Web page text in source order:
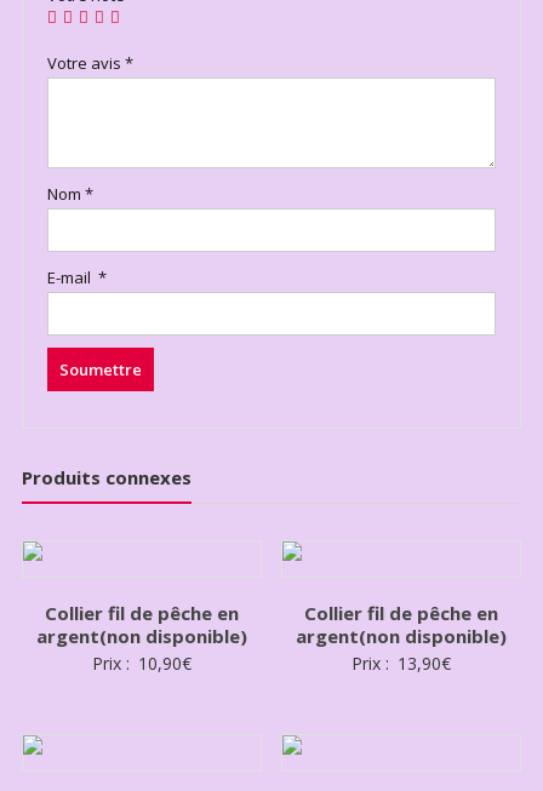
Votre avis *
Nom *
E-mail *
Produits connexes
Collier fil de pêche en
argent(non disponible)
Prix : 10,90€
Collier fil de pêche en
argent(non disponible)
Prix : 13,90€